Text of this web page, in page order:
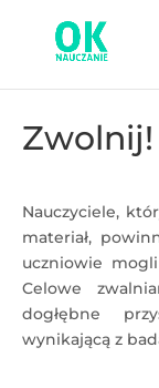
Zwolnij!
Nauczyciele,
materiał,
uczniowie
Celowe
dogłębne
wynikającą z